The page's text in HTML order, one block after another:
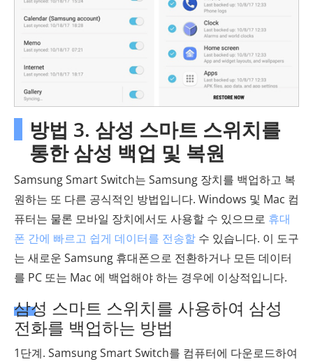
방법 3. 삼성 스마트 스위치를
통한 삼성 백업 및 복원
Samsung Smart Switch는 Samsung 장치를 백업하고 복
원하는 또 다른 공식적인 방법입니다. Windows 및 Mac 컴
퓨터는 물론 모바일 장치에서도 사용할 수 있으므로 휴대
폰 간에 빠르고 쉽게 데이터를 전송할 수 있습니다. 이 도구
는 새로운 Samsung 휴대폰으로 전환하거나 모든 데이터
를 PC 또는 Mac 에 백업해야 하는 경우에 이상적입니다.
삼성 스마트 스위치를 사용하여 삼성
전화를 백업하는 방법
1단계. Samsung Smart Switch를 컴퓨터에 다운로드하여